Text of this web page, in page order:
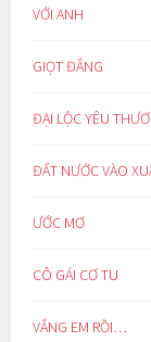
VỚI ANH
GIỌT ĐẮNG
ĐẠI LỘC YÊU
ĐẤT NƯỚC VÀO
ƯỚC MƠ
CÔ GÁI CƠ TU
VẮNG EM RỒI…